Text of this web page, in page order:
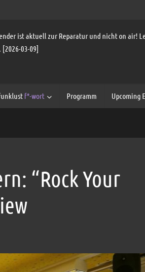
ist aktuell zur Reparatur und nicht on air!
03-09]
f*-wort Programm Upcoming
“Rock Your